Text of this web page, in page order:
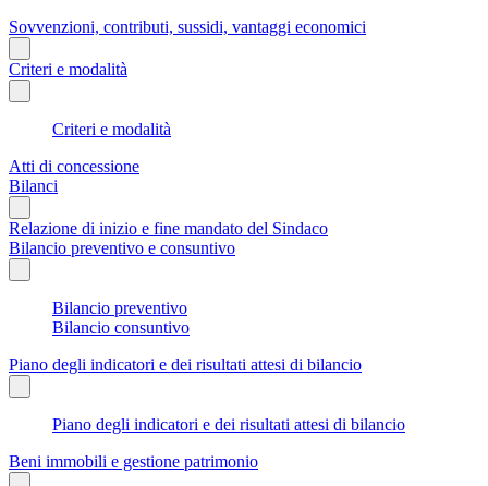
Sovvenzioni, contributi, sussidi, vantaggi economici
Criteri e modalità
Criteri e modalità
Atti di concessione
Bilanci
Relazione di inizio e fine mandato del Sindaco
Bilancio preventivo e consuntivo
Bilancio preventivo
Bilancio consuntivo
Piano degli indicatori e dei risultati attesi di bilancio
Piano degli indicatori e dei risultati attesi di bilancio
Beni immobili e gestione patrimonio